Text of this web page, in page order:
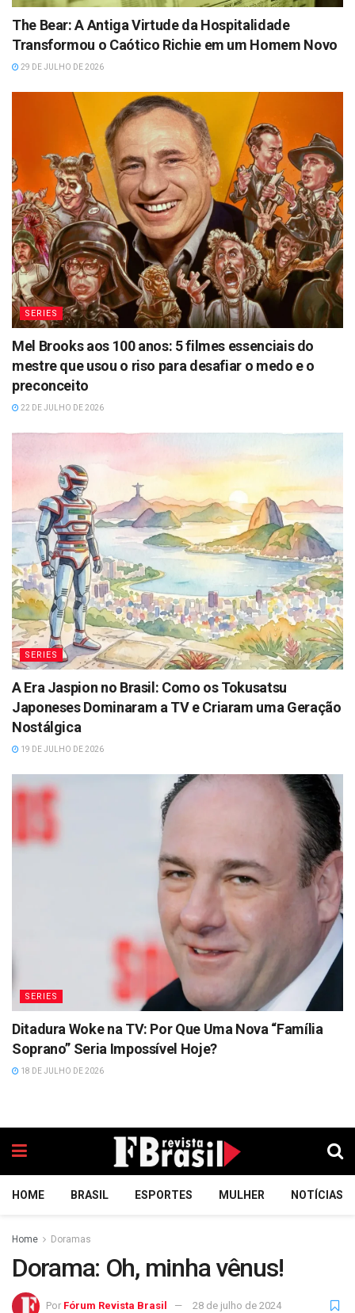
The Bear: A Antiga Virtude da Hospitalidade
Transformou o Caótico Richie em um Homem Novo
29 DE JULHO DE 2026
SERIES
Mel Brooks aos 100 anos: 5 filmes essenciais do
mestre que usou o riso para desafiar o medo e o
preconceito
22 DE JULHO DE 2026
SERIES
A Era Jaspion no Brasil: Como os Tokusatsu
Japoneses Dominaram a TV e Criaram uma Geração
Nostálgica
19 DE JULHO DE 2026
SERIES
Ditadura Woke na TV: Por Que Uma Nova “Família
Soprano” Seria Impossível Hoje?
18 DE JULHO DE 2026
HOME BRASIL ESPORTES MULHER NOTÍCIAS
Home Doramas
Dorama: Oh, minha vênus!
Por Fórum Revista Brasil 28 de julho de 2024